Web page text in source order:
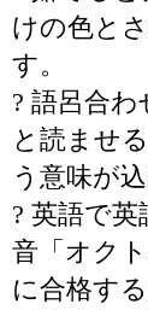
けの色と
す。
? 語呂合わ
と読ませ
う意味が
? 英語で英
音「オク
に合格す